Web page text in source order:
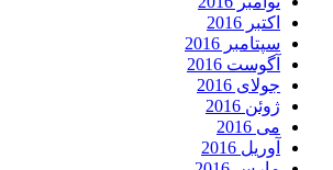
اکتبر 2016
سپتامبر 2016
آگوست 2016
جولای 2016
ژوئن 2016
می 2016
آوریل 2016